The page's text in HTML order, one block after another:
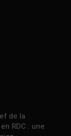
de la
RDC : une